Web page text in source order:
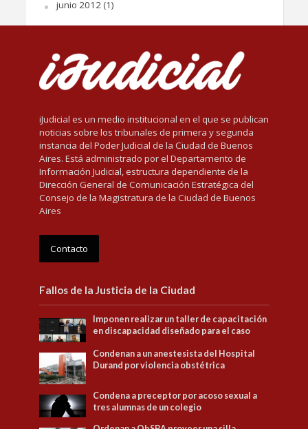
junio 2012(1)
iJudicial es un medio institucional en el que se publican
noticias sobre los tribunales de primera y segunda
instancia del Poder Judicial de la Ciudad de Buenos
Aires. Está administrado por el Departamento de
Información Judicial, estructura dependiente de la
Dirección General de Comunicación Estratégica del
Consejo de la Magistratura de la Ciudad de Buenos
Aires
Contacto
Fallos de la Justicia de la Ciudad
Imponen realizar un taller de capacitación
en discapacidad diseñado para el caso
Condenan a un anestesista del Hospital
Durand por violencia obstétrica
Condena a preceptor por acoso sexual a
tres alumnas de un colegio